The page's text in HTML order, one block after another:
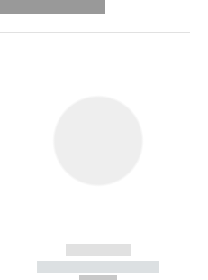
------------
----------- -----------